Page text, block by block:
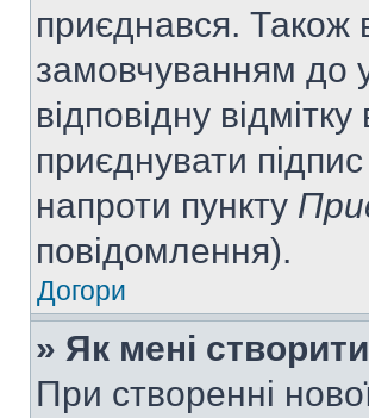
приєднався. Також
замовчуванням до
відповідну
приєднувати
напроти пункту
повідомлення).
Догори
» Як мені
При створенні